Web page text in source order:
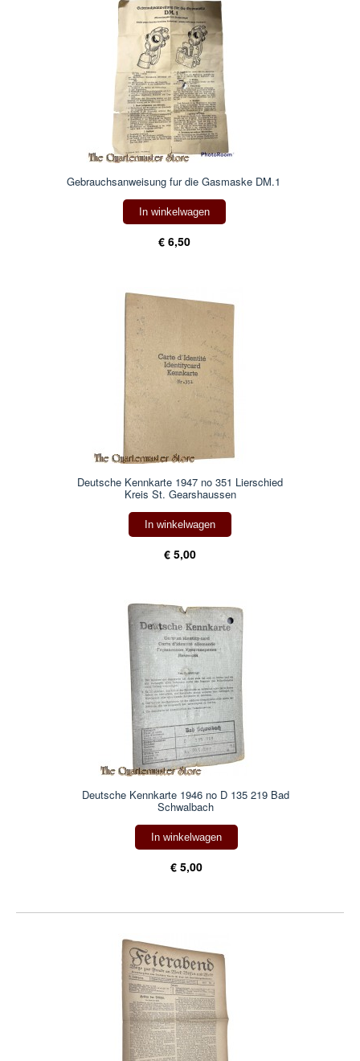
Gebrauchsanweisung fur die Gasmaske DM.1
In winkelwagen
€ 6,50
Deutsche Kennkarte 1947 no 351 Lierschied
Kreis St. Gearshaussen
In winkelwagen
€ 5,00
Deutsche Kennkarte 1946 no D 135 219 Bad
Schwalbach
In winkelwagen
€ 5,00